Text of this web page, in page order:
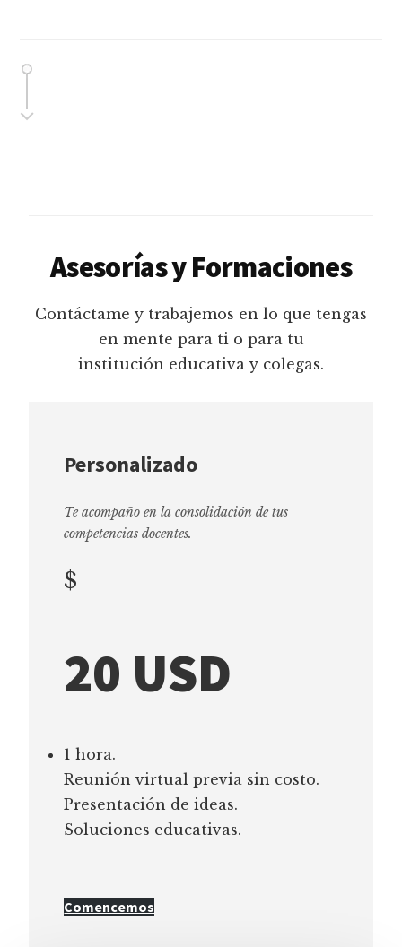
Asesorías y Formaciones
Contáctame y trabajemos en lo que tengas
en mente para ti o para tu
institución educativa y colegas.
Personalizado
Te acompaño en la consolidación de tus
competencias docentes.
$
20 USD
1 hora.
Reunión virtual previa sin costo.
Presentación de ideas.
Soluciones educativas.
Comencemos